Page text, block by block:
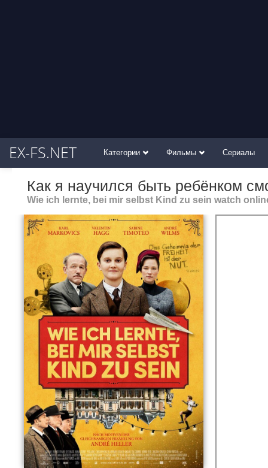
EX-FS.NET Категории Фильмы Сериалы
Как я научился быть ребёнком
Wie ich lernte, bei mir selbst Kind zu sein watch